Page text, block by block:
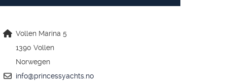
Vollen Marina 5
1390 Vollen
Norwegen
info@princessyachts.no